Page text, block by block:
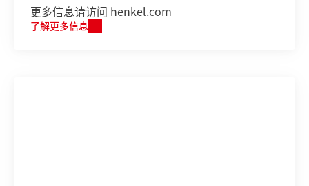
更多信息请访问 henkel.com
了解更多信息